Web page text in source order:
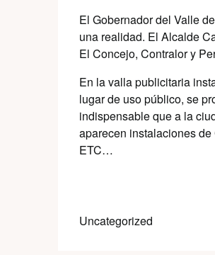
El Gobernador del Valle
una realidad. El Alcalde
El Concejo, Contralor y
En la valla publicitaria
lugar de uso público, se
indispensable que a la
aparecen instalaciones
ETC…
Uncategorized